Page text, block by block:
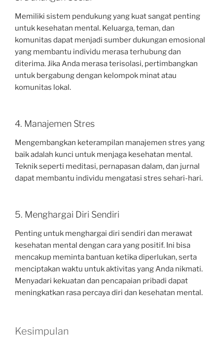
Memiliki sistem pendukung yang kuat sangat penting
untuk kesehatan mental. Keluarga, teman, dan
komunitas dapat menjadi sumber dukungan emosional
yang membantu individu merasa terhubung dan
diterima. Jika Anda merasa terisolasi, pertimbangkan
untuk bergabung dengan kelompok minat atau
komunitas lokal.
4. Manajemen Stres
Mengembangkan keterampilan manajemen stres yang
baik adalah kunci untuk menjaga kesehatan mental.
Teknik seperti meditasi, pernapasan dalam, dan jurnal
dapat membantu individu mengatasi stres sehari-hari.
5. Menghargai Diri Sendiri
Penting untuk menghargai diri sendiri dan merawat
kesehatan mental dengan cara yang positif. Ini bisa
mencakup meminta bantuan ketika diperlukan, serta
menciptakan waktu untuk aktivitas yang Anda nikmati.
Menyadari kekuatan dan pencapaian pribadi dapat
meningkatkan rasa percaya diri dan kesehatan mental.
Kesimpulan